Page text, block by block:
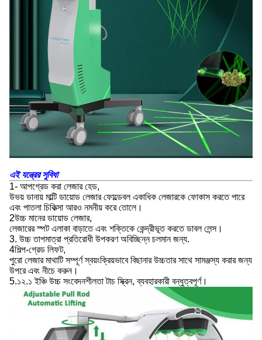
এই যন্ত্রের সুবিধা
1- আপগ্রেড করা লেজার হেড,
উভয় ডানায় মাল্টি ডায়োড লেজার ফোল্ডেবল একাধিক লেজারকে ফোকাস করতে পারে
এবং পাতলা চিকিত্সা আরও নমনীয় করে তোলে।
2উচ্চ মানের ডায়োড লেজার,
লেজারের স্পট এলাকা বাড়াতে এবং শক্তিকে কেন্দ্রীভূত করতে ডাবল লেন্স।
3. উচ্চ তাপমাত্রা প্রতিরোধী উপকরণ অবিচ্ছিন্ন চলমান জন্য.
4শিল্প-গ্রেড লিফট,
পুরো লেজার মাথাটি সম্পূর্ণ স্বয়ংক্রিয়ভাবে বিছানার উচ্চতার সাথে সামঞ্জস্য করার জন্য
উপরে এবং নীচে করুন।
5.১২.১ ইঞ্চি উচ্চ সংবেদনশীলতা টাচ স্ক্রিন, ব্যবহারকারী বন্ধুত্বপূর্ণ।